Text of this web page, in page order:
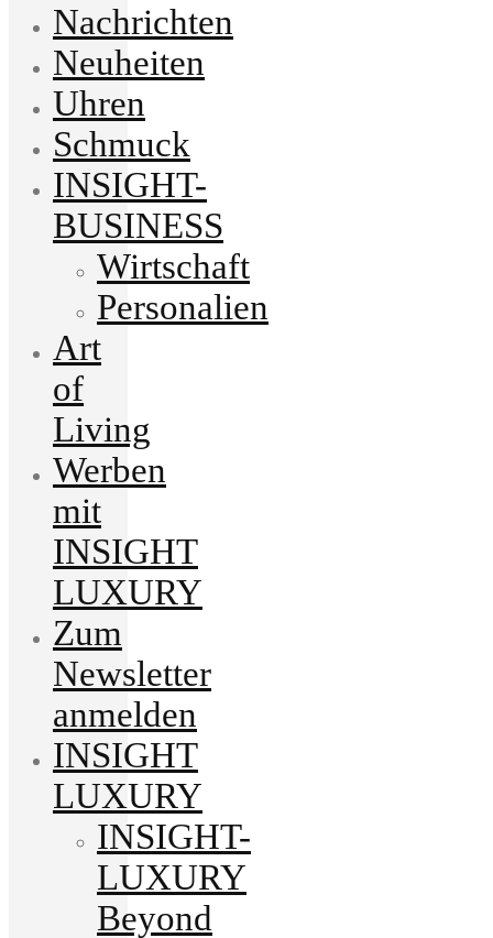
Nachrichten
Neuheiten
Uhren
Schmuck
INSIGHT-
BUSINESS
Wirtschaft
Personalien
Art
of
Living
Werben
mit
INSIGHT
LUXURY
Zum
Newsletter
anmelden
INSIGHT
LUXURY
INSIGHT-
LUXURY
Beyond